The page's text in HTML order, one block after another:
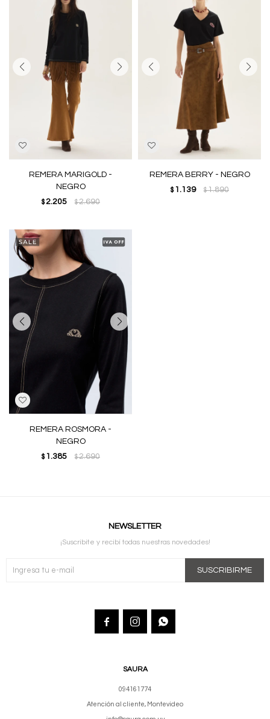
REMERA MARIGOLD -
NEGRO
$ 2.205 $2.690
REMERA BERRY - NEGRO
$ 1.139 $1.890
REMERA ROSMORA -
NEGRO
$ 1.385 $2.690
SAURA
094161774
Atención al cliente, Montevideo
NEWSLETTER
¡Suscribite y recibí todas nuestras novedades!
SUSCRIBIRME
  